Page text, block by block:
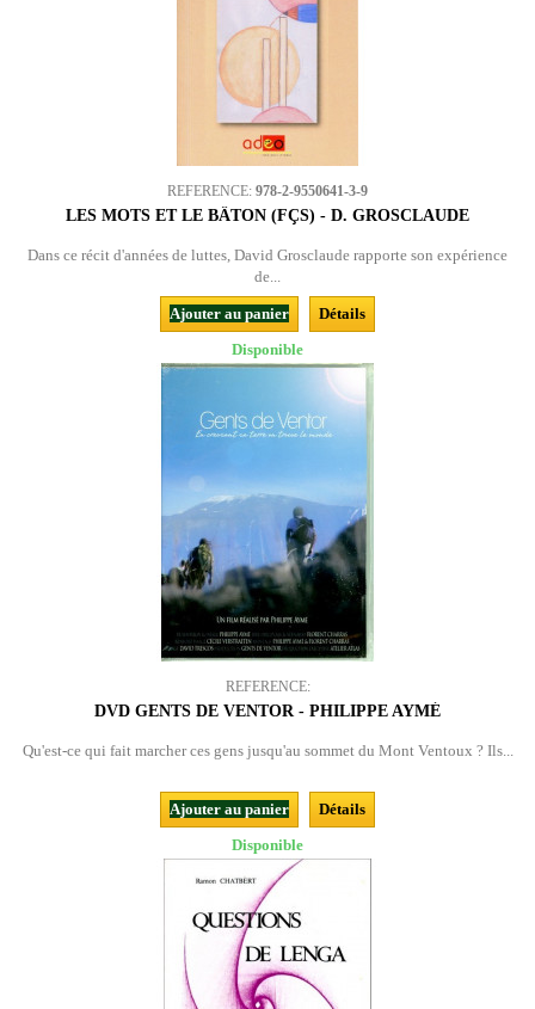
REFERENCE: 978-2-9550641-3-9
LES MOTS ET LE BÂTON (FÇS) - D. GROSCLAUDE
Dans ce récit d'années de luttes, David Grosclaude rapporte son expérience
de...
Ajouter au panier
Détails
Disponible
REFERENCE:
DVD GENTS DE VENTOR - PHILIPPE AYMÉ
Qu'est-ce qui fait marcher ces gens jusqu'au sommet du Mont Ventoux ? Ils...
Ajouter au panier
Détails
Disponible